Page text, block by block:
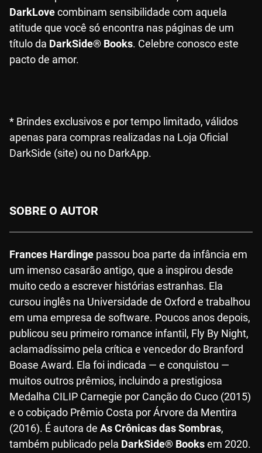
DarkLovecombinam sensibilidade com aquela
atitude que você só encontra nas páginas de um
título da DarkSide® Books. Celebre conosco este
pacto de amor.
* Brindes exclusivos e por tempo limitado, válidos
apenas para compras realizadas na Loja Oficial
DarkSide (site) ou no DarkApp.
SOBRE O AUTOR
Frances Hardinge passou boa parte da infância em
um imenso casarão antigo, que a inspirou desde
muito cedo a escrever histórias estranhas. Ela
cursou inglês na Universidade de Oxford e trabalhou
em uma empresa de software. Poucos anos depois,
publicou seu primeiro romance infantil, Fly By Night,
aclamadíssimo pela crítica e vencedor do Branford
Boase Award. Ela foi indicada — e conquistou —
muitos outros prêmios, incluindo a prestigiosa
Medalha CILIP Carnegie por Canção do Cuco (2015)
e o cobiçado Prêmio Costa por Árvore da Mentira
(2016). É autora de As Crônicas das Sombras,
também publicado pela DarkSide® Booksem 2020.